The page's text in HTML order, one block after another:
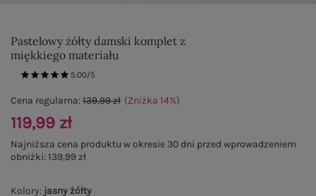
Pastelowy żółty damski komplet z
miękkiego materiału
5.00/5
Kolory: jasny żółty
Cena regularna:139,99 zł (Zniżka 14%)
119,99 zł
Najniższa cena produktu w okresie 30 dni przed wprowadzeniem
obniżki:139,99 zł